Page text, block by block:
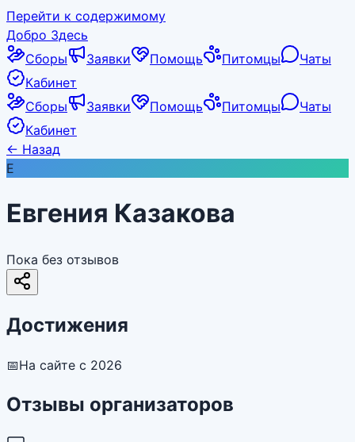
Перейти к содержимому
Добро Здесь
Сборы
Заявки Помощь Питомцы
Чаты
Кабинет
Сборы
Заявки Помощь Питомцы
Чаты
Кабинет
← Назад
Е
Евгения Казакова
Пока без отзывов
Достижения
📅На сайте с 2026
Отзывы организаторов